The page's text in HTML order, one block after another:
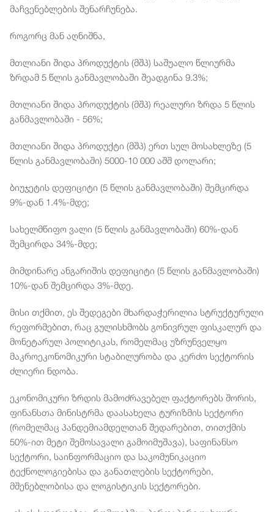
მაჩვენებლების შენარჩუნება.
როგორც მან აღნიშნა,
მთლიანი შიდა პროდუქტის (მშპ) საშუალო წლიურმა
ზრდამ 5 წლის განმავლობაში შეადგინა 9.3%;
მთლიანი შიდა პროდუქტის (მშპ) რეალური ზრდა 5 წლის
განმავლობაში - 56%;
მთლიანი შიდა პროდუქტი (მშპ) ერთ სულ მოსახლეზე (5
წლის განმავლობაში) 5000-10 000 აშშ დოლარი;
ბიუჯეტის დეფიციტი (5 წლის განმავლობაში) შემცირდა
9%-დან 1.4%-მდე;
სახელმწიფო ვალი (5 წლის განმავლობაში) 60%-დან
შემცირდა 34%-მდე;
მიმდინარე ანგარიშის დეფიციტი (5 წლის განმავლობაში)
10%-დან შემცირდა 3%-მდე.
მისი თქმით, ეს შედეგები მხარდაჭერილია სტრუქტურული
რეფორმებით, რაც გულისხმობს გონივრულ ფისკალურ და
მონეტარულ პოლიტიკას, რომელმაც უზრუნველყო
მაკროეკონომიკური სტაბილურობა და კერძო სექტორის
ძლიერი ნდობა.
ეკონომიკური ზრდის მამოძრავებელ ფაქტორებს შორის,
ფინანსთა მინისტრმა დაასახელა ტურიზმის სექტორი
(რომელმაც პანდემიამდელთან შედარებით, თითქმის
50%-ით მეტი შემოსავალი გამოიმუშავა), საფინანსო
სექტორი, საინფორმაციო და საკომუნიკაციო
ტექნოლოგიებისა და განათლების სექტორები,
მშენებლობისა და ლოგისტიკის სექტორები.